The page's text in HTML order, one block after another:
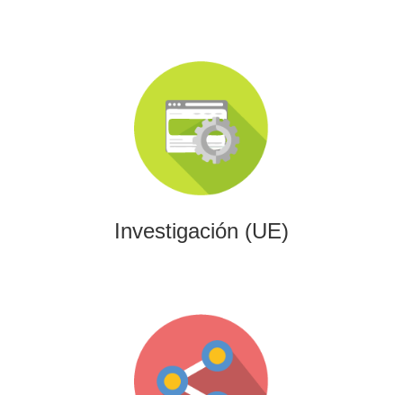
Investigación (UE)
Investigación (UE)
Impulsamos proyectos de I+D+i alineados con programas
europeos, conectando innovación tecnológica con
financiación estratégica.
Gaming
Desarrollamos experiencias interactivas y videojuegos